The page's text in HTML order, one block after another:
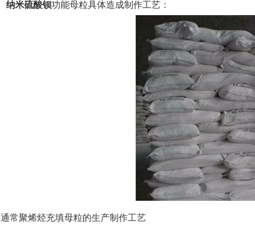
纳米硫酸钡功能母粒具体造成制作工艺：
通常聚烯烃充填母粒的生产制作工艺